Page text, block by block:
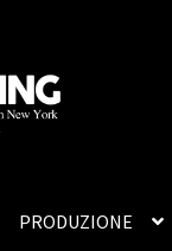
PRODUZIONE